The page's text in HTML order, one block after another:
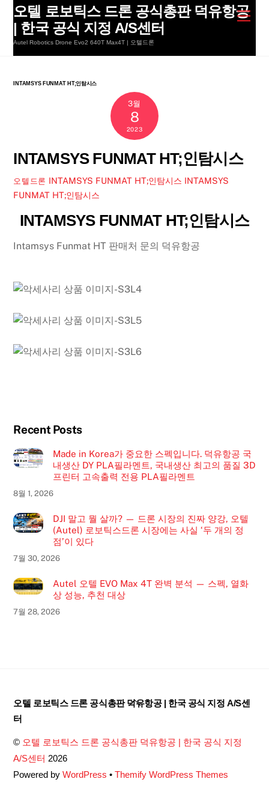
Skip
content
오텔 로보틱스 드론 공식총판 덕유항공
| 한국 공식 지정 A/S센터
Autel Robotics Drone Evo2 640T Max4T | 오텔드론
INTAMSYS FUNMAT HT;인탐시스
3월
8
2023
INTAMSYS FUNMAT HT;인탐시스
오텔드론 INTAMSYS FUNMAT HT;인탐시스 INTAMSYS
FUNMAT HT;인탐시스
INTAMSYS FUNMAT HT;인탐시스
Intamsys Funmat HT 판매처 문의 덕유항공
Recent Posts
Made in Korea가 중요한 스펙입니다. 덕유항공 국
내생산 DY PLA필라멘트, 국내생산 최고의 품질 3D
프린터 고속출력 전용 PLA필라멘트
8월 1, 2026
DJI 말고 뭘 살까? — 드론 시장의 진짜 양강, 오텔
(Autel) 로보틱스드론 시장에는 사실 ‘두 개의 정
점’이 있다
7월 30, 2026
Autel 오텔 EVO Max 4T 완벽 분석 — 스펙, 열화
상 성능, 추천 대상
7월 28, 2026
Back
오텔 로보틱스 드론 공식총판 덕유항공 | 한국 공식 지정 A/S센
터
© 오텔 로보틱스 드론 공식총판 덕유항공 | 한국 공식 지정
A/S센터 2026
Powered byWordPress •Themify WordPress Themes